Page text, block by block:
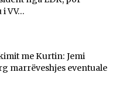
VV...
me Kurtin: Jemi
marrëveshjes eventuale